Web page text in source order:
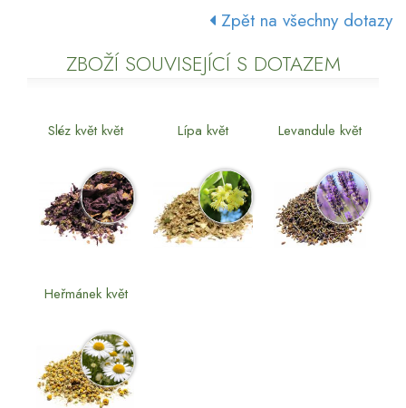
Zpět na všechny dotazy
ZBOŽÍ SOUVISEJÍCÍ S DOTAZEM
Sléz květ květ Lípa květ Levandule květ
Heřmánek květ